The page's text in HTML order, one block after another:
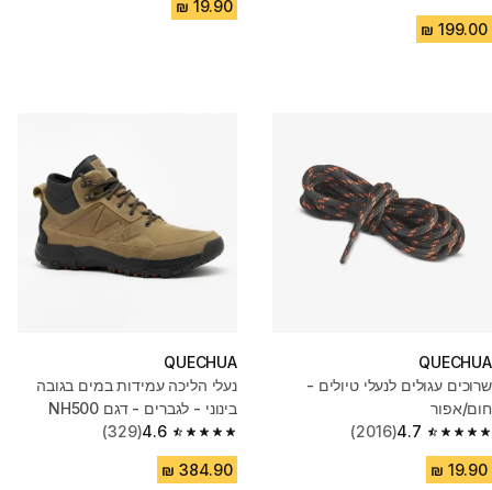
QUECHUA
שרוכים עגולים לנעלי טיולים -
חום/אפור
4.7
4.7 out of 5 stars from 2016 reviews
(2016)
QUECHUA
נעלי הליכה עמידות במים בגובה
בינוני - לגברים - דגם NH500
4.6
4.6 out of 5 stars from 329 reviews
(329)